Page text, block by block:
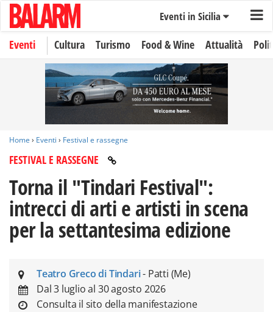
Eventi in Sicilia
Eventi Cultura Turismo Food & Wine Attualità
Home › Eventi › Festival e rassegne
FESTIVAL E RASSEGNE
Torna il "Tindari Festival":
intrecci di arti e artisti in scena
per la settantesima edizione
Teatro Greco di Tindari- Patti (Me)
Dal 3 luglio al 30 agosto 2026
Consulta il sito della manifestazione